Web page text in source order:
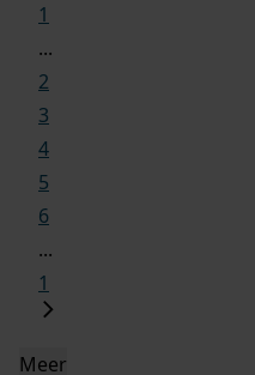
1
...
2
3
4
5
6
...
1
Meer